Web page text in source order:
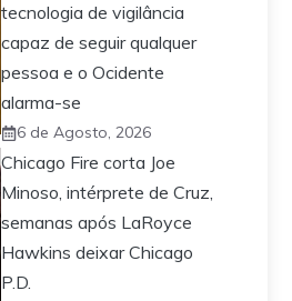
tecnologia de vigilância
capaz de seguir qualquer
pessoa e o Ocidente
alarma-se
6 de Agosto, 2026
Chicago Fire corta Joe
Minoso, intérprete de Cruz,
semanas após LaRoyce
Hawkins deixar Chicago
P.D.